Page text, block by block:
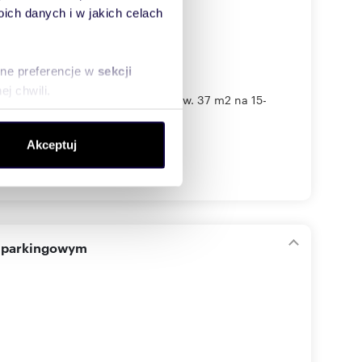
danych i w jakich celach
preferencje w sekcji
chwili.
społecznościowym,
od Ciebie lub
Akceptuj
ul. Bukowińskiej. Lokal o pow. 37 m2 na 15-